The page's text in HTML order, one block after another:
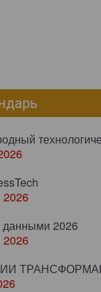
2026
2026
2026
ИИ